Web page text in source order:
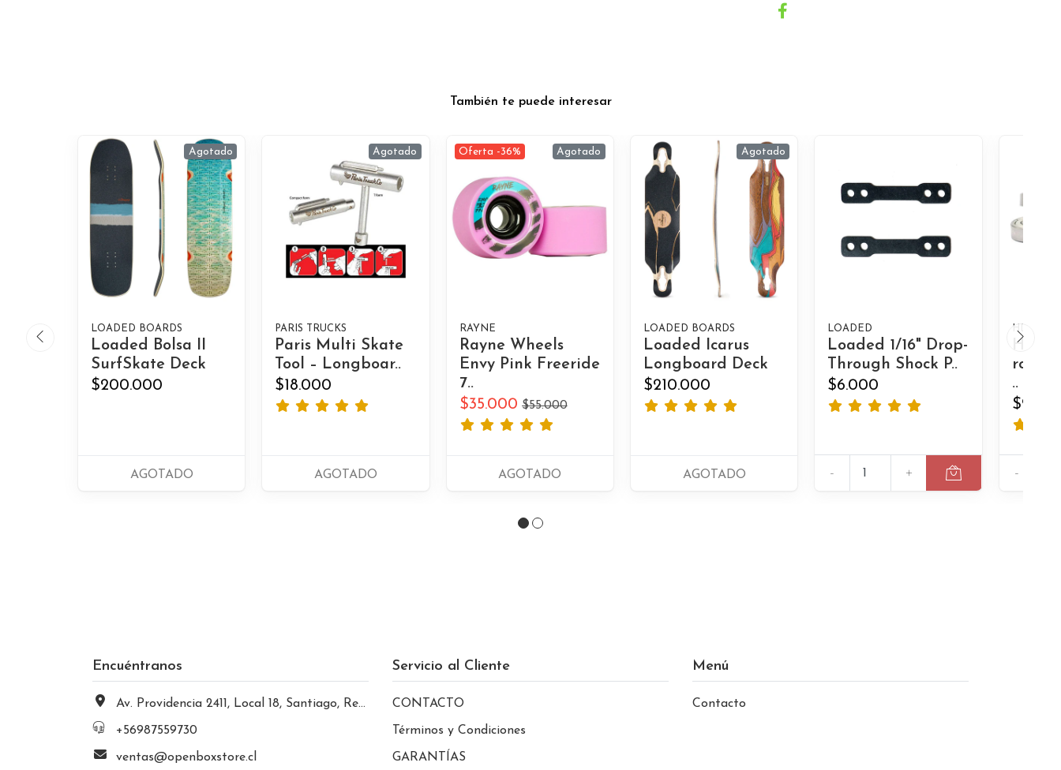
También te puede interesar
Agotado
LOADED BOARDS
Loaded Bolsa II
SurfSkate Deck
$200.000
AGOTADO
Agotado
PARIS TRUCKS
Paris Multi Skate
Tool – Longboar..
$18.000
AGOTADO
Oferta -36% Agotado
RAYNE
Rayne Wheels
Envy Pink Freeride
7..
$35.000 $55.000
AGOTADO
Agotado
LOADED BOARDS
Loaded Icarus
Longboard Deck
$210.000
AGOTADO
LOADED
Loaded 1/16" Drop-
Through Shock P..
$6.000
- +
HD
HD
..
$9.500
-
Encuéntranos
Av. Providencia 2411, Local 18, Santiago, Región Metropolitana, Chile
+56987559730
ventas@openboxstore.cl
Servicio al Cliente
CONTACTO
Términos y Condiciones
GARANTÍAS
Menú
Contacto